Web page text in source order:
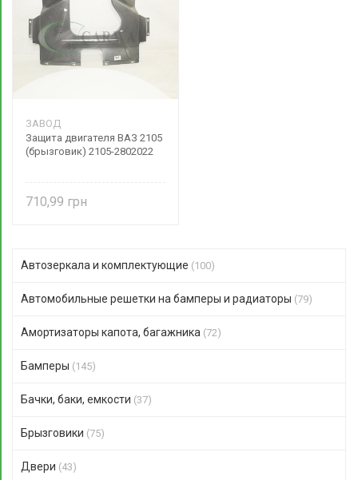
ЗАВОД
Защита двигателя ВАЗ 2105
(брызговик) 2105-2802022
710,99
Автозеркала и комплектующие (100)
Автомобильные решетки на бамперы и радиаторы (79)
Амортизаторы капота, багажника (72)
Бамперы (145)
Бачки, баки, емкости (37)
Брызговики (75)
Двери (43)